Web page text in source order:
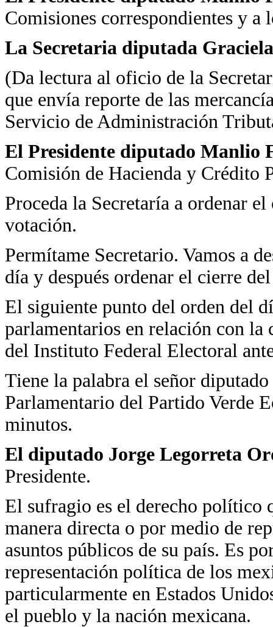
Comisiones correspondientes y a
La Secretaria diputada
(Da lectura al oficio de la
que envía reporte de las
Servicio de Administración
El Presidente diputado Manlio
Comisión de Hacienda y Crédito
Proceda la Secretaría a ordenar
votación.
Permítame Secretario. Vamos a
día y después ordenar el cierre
El siguiente punto del orden del
parlamentarios en relación con la
del Instituto Federal Electoral
Tiene la palabra el señor
Parlamentario del Partido Verde
minutos.
El diputado Jorge Legorreta
Presidente.
El sufragio es el derecho político
manera directa o por medio de
asuntos públicos de su país. Es
representación política de los
particularmente en Estados
el pueblo y la nación mexicana.